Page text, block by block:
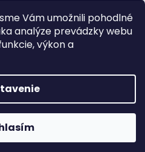
Vám umožnili pohodlné
analýze prevádzky webu
výkon a
Zidlestoly_cz
Shoptet
nastavenie cookies